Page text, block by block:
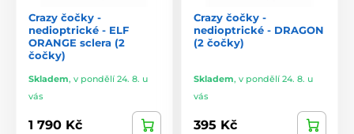
Crazy čočky -
nedioptrické - ELF
ORANGE sclera (2
čočky)
Skladem, v pondělí 24. 8. u
vás
1 790 Kč
Crazy čočky -
nedioptrické - DRAGON
(2 čočky)
Skladem, v pondělí 24. 8. u
vás
395 Kč